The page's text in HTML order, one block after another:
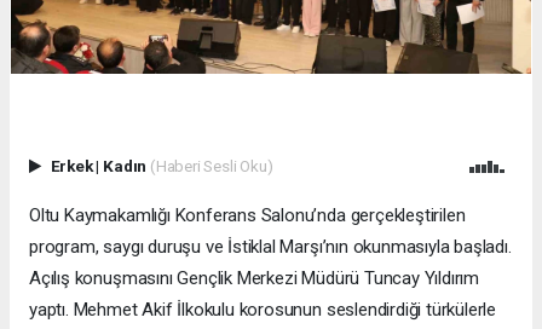
Erkek| Kadın (Haberi Sesli Oku)
Oltu Kaymakamlığı Konferans Salonu’nda gerçekleştirilen
program, saygı duruşu ve İstiklal Marşı’nın okunmasıyla başladı.
Açılış konuşmasını Gençlik Merkezi Müdürü Tuncay Yıldırım
yaptı. Mehmet Akif İlkokulu korosunun seslendirdiği türkülerle